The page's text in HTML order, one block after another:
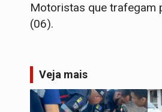
​Motoristas que trafegam
(06).
Veja mais